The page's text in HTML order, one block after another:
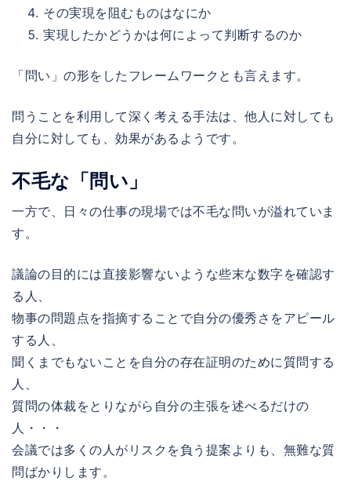
その実現を阻むものはなにか
実現したかどうかは何によって判断するのか
「問い」の形をしたフレームワークとも言えます。
問うことを利用して深く考える手法は、他人に対しても
自分に対しても、効果があるようです。
不毛な「問い」
一方で、日々の仕事の現場では不毛な問いが溢れていま
す。
議論の目的には直接影響ないような些末な数字を確認す
る人、
物事の問題点を指摘することで自分の優秀さをアピール
する人、
聞くまでもないことを自分の存在証明のために質問する
人、
質問の体裁をとりながら自分の主張を述べるだけの
人・・・
会議では多くの人がリスクを負う提案よりも、無難な質
問ばかりします。